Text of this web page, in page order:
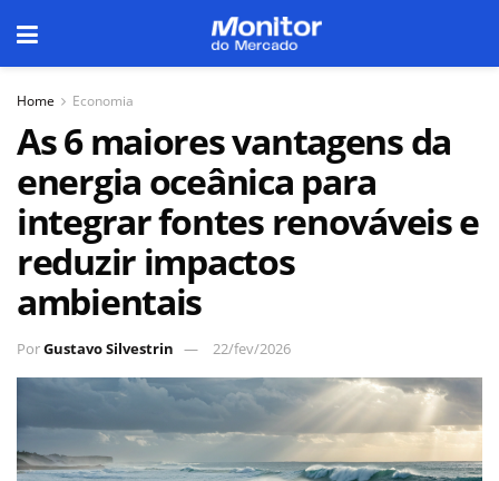
Home Economia
As 6 maiores vantagens da
energia oceânica para
integrar fontes renováveis e
reduzir impactos
ambientais
PorGustavo Silvestrin 22/fev/2026